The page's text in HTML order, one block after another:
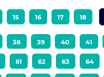
15 16 17 18
38 39 40 41
61 62 63 64